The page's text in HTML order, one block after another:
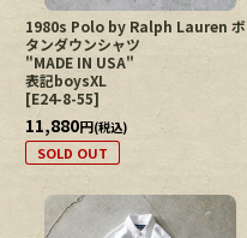
1980s Polo by Ralph Lauren ボ
タンダウンシャツ
"MADE IN USA"
表記boysXL
[E24-8-55]
11,880円(税込)
SOLD OUT